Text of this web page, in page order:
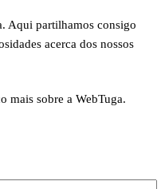
Aqui partilhamos consigo
acerca dos nossos
mais sobre a WebTuga.